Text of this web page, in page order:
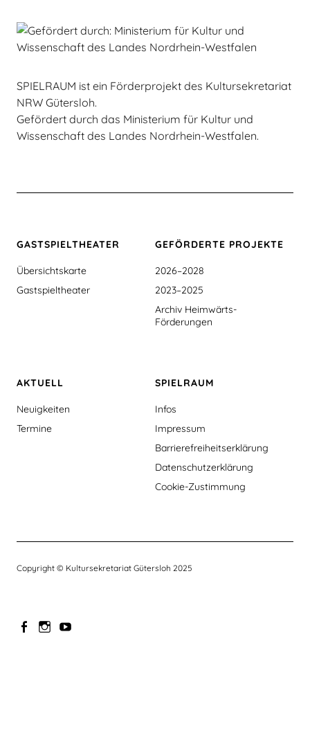
SPIELRAUM ist ein Förderprojekt des Kultursekretariat
NRW Gütersloh.
Gefördert durch das Ministerium für Kultur und
Wissenschaft des Landes Nordrhein-Westfalen.
GASTSPIEL­THEATER
Übersichtskarte
Gastspieltheater
GEFÖRDERTE PROJEKTE
2026–2028
2023–2025
Archiv Heimwärts-
Förderungen
AKTUELL
Neuigkeiten
Termine
SPIELRAUM
Infos
Impressum
Barrierefreiheitserklärung
Datenschutzerklärung
Cookie-Zustimmung
Copyright © Kultursekretariat Gütersloh 2025